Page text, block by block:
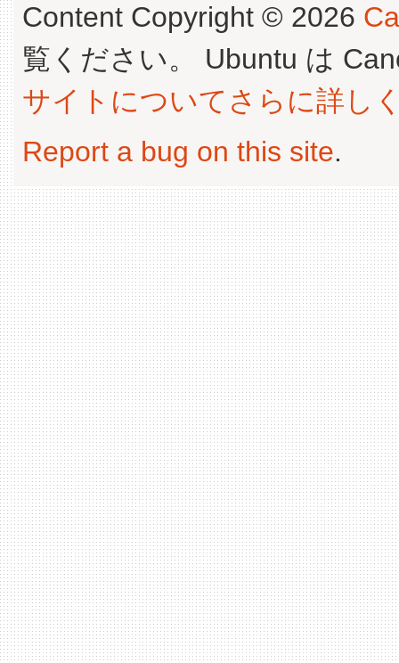
Content Copyright © 2026
覧ください。 Ubuntu は
サイトについてさらに詳し
Report a bug on this site.